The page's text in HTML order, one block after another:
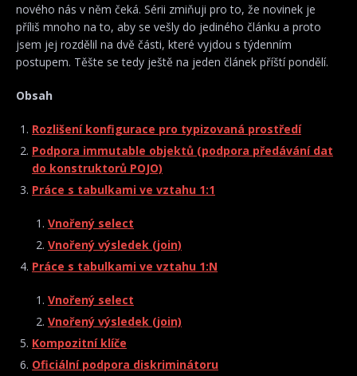
nového nás v něm čeká. Sérii zmiňuji pro to, že novinek je
příliš mnoho na to, aby se vešly do jediného článku a proto
jsem jej rozdělil na dvě části, které vyjdou s týdenním
postupem. Těšte se tedy ještě na jeden článek příští pondělí.
Obsah
Rozlišení konfigurace pro typizovaná prostředí
Podpora immutable objektů (podpora předávání dat
do konstruktorů POJO)
Práce s tabulkami ve vztahu 1:1
Vnořený select
Vnořený výsledek (join)
Práce s tabulkami ve vztahu 1:N
Vnořený select
Vnořený výsledek (join)
Kompozitní klíče
Oficiální podpora diskriminátoru